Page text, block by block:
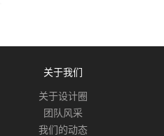
关于我们
关于设计圈
团队风采
我们的动态